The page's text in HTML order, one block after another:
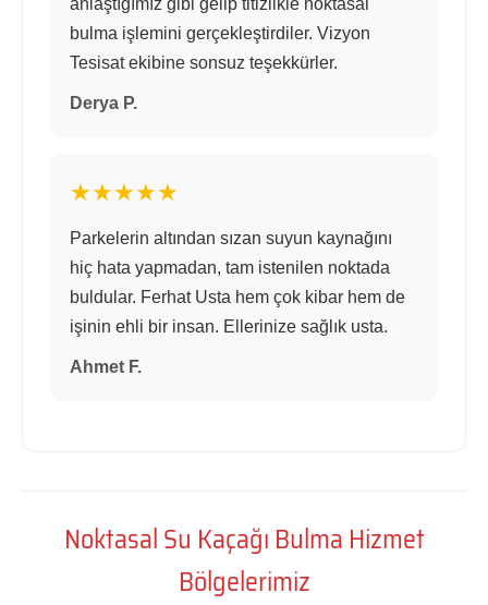
bulma işlemini gerçekleştirdiler. Vizyon
Tesisat ekibine sonsuz teşekkürler.
Derya P.
★★★★★
Parkelerin altından sızan suyun kaynağını
hiç hata yapmadan, tam istenilen noktada
buldular. Ferhat Usta hem çok kibar hem de
işinin ehli bir insan. Ellerinize sağlık usta.
Ahmet F.
Noktasal Su Kaçağı Bulma Hizmet
Bölgelerimiz